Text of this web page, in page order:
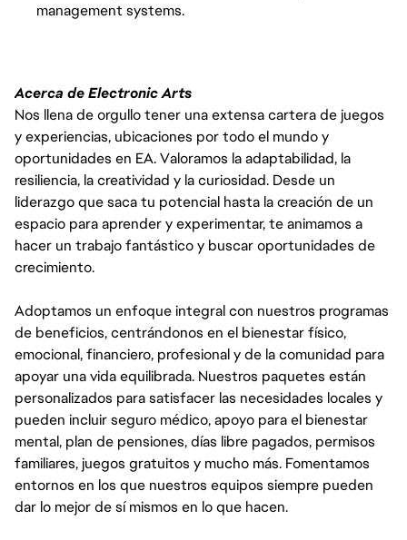
management systems.
Acerca de Electronic Arts
Nos llena de orgullo tener una extensa cartera de juegos
y experiencias, ubicaciones por todo el mundo y
oportunidades en EA. Valoramos la adaptabilidad, la
resiliencia, la creatividad y la curiosidad. Desde un
liderazgo que saca tu potencial hasta la creación de un
espacio para aprender y experimentar, te animamos a
hacer un trabajo fantástico y buscar oportunidades de
crecimiento.
Adoptamos un enfoque integral con nuestros programas
de beneficios, centrándonos en el bienestar físico,
emocional, financiero, profesional y de la comunidad para
apoyar una vida equilibrada. Nuestros paquetes están
personalizados para satisfacer las necesidades locales y
pueden incluir seguro médico, apoyo para el bienestar
mental, plan de pensiones, días libre pagados, permisos
familiares, juegos gratuitos y mucho más. Fomentamos
entornos en los que nuestros equipos siempre pueden
dar lo mejor de sí mismos en lo que hacen.